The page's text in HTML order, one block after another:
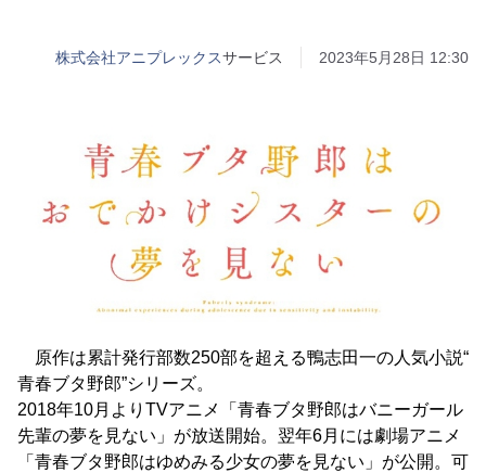
株式会社アニプレックスサービス 2023年5月28日 12:30
原作は累計発行部数250部を超える鴨志田一の人気小説“
青春ブタ野郎”シリーズ。
2018年10月よりTVアニメ「青春ブタ野郎はバニーガール
先輩の夢を見ない」が放送開始。翌年6月には劇場アニメ
「青春ブタ野郎はゆめみる少女の夢を見ない」が公開。可